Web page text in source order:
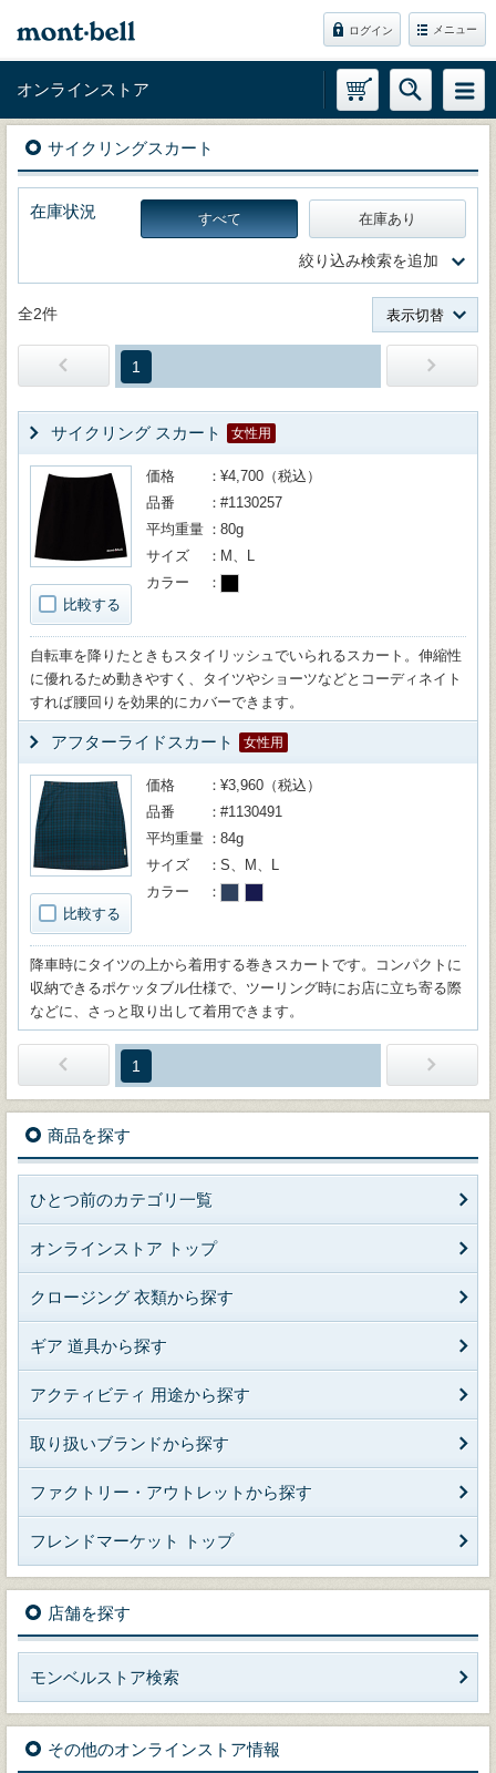
ログイン メニュー
オンラインストア
サイクリングスカート
在庫状況 すべて 在庫あり
絞り込み検索を追加
全2件 表示切替
1
サイクリング スカート 女性用
比較する
価格
¥4,700（税込）
品番
#1130257
平均重量
80g
サイズ
M、L
カラー
自転車を降りたときもスタイリッシュでいられるスカート。伸縮性
に優れるため動きやすく、タイツやショーツなどとコーディネイト
すれば腰回りを効果的にカバーできます。
アフターライドスカート 女性用
比較する
価格
¥3,960（税込）
品番
#1130491
平均重量
84g
サイズ
S、M、L
カラー
降車時にタイツの上から着用する巻きスカートです。コンパクトに
収納できるポケッタブル仕様で、ツーリング時にお店に立ち寄る際
などに、さっと取り出して着用できます。
1
商品を探す
ひとつ前のカテゴリ一覧
オンラインストア トップ
クロージング 衣類から探す
ギア 道具から探す
アクティビティ 用途から探す
取り扱いブランドから探す
ファクトリー・アウトレットから探す
フレンドマーケット トップ
店舗を探す
モンベルストア検索
その他のオンラインストア情報